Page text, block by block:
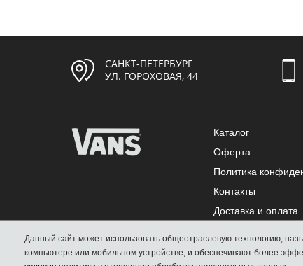
САНКТ-ПЕТЕРБУРГ
УЛ. ГОРОХОВАЯ, 44
Каталог
Оферта
Политика
Контакты
Доставка и оплата
Как выбрать
Данный сайт может использовать общеотраслевую технологию, называемую cookie. Файлы cookie представляют собой небольшие фрагменты данных, которые временно сохраняются на вашем